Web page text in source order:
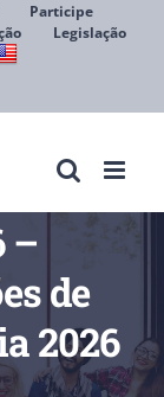
Participe
Legislação
–
de
2026